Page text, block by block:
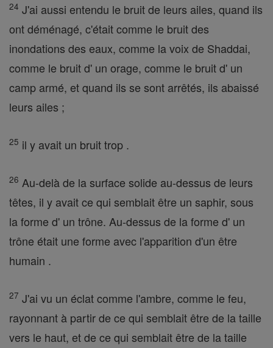
24 J'ai aussi entendu le bruit de leurs ailes, quand ils
ont déménagé, c'était comme le bruit des
inondations des eaux, comme la voix de Shaddai,
comme le bruit d' un orage, comme le bruit d' un
camp armé, et quand ils se sont arrêtés, ils abaissé
leurs ailes ;
25 il y avait un bruit trop .
26 Au-delà de la surface solide au-dessus de leurs
têtes, il y avait ce qui semblait être un saphir, sous
la forme d' un trône. Au-dessus de la forme d' un
trône était une forme avec l'apparition d'un être
humain .
27 J'ai vu un éclat comme l'ambre, comme le feu,
rayonnant à partir de ce qui semblait être de la taille
vers le haut, et de ce qui semblait être de la taille